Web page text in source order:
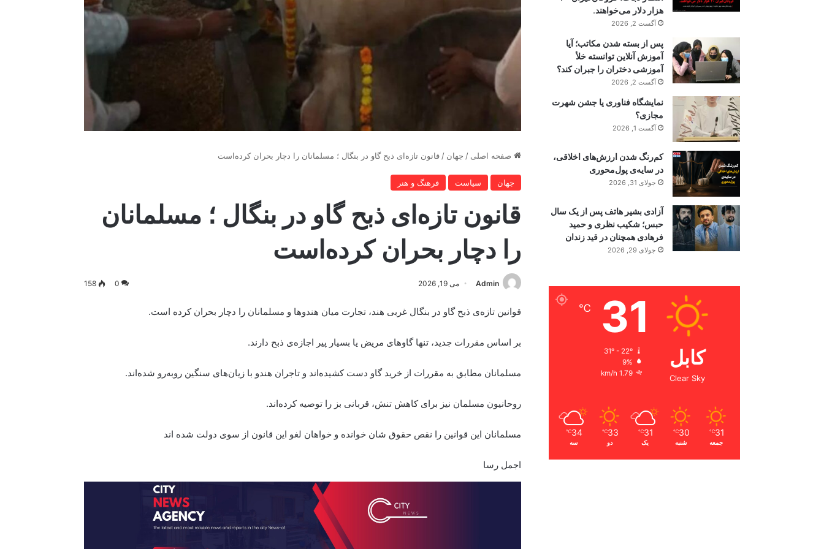
صفحه اصلی / جهان / قانون تازه‌ای ذبح گاو در بنگال ؛ مسلمانان را دچار بحران کرده‌است
جهان سیاست فرهنگ و هنر
قانون تازه‌ای ذبح گاو در بنگال ؛ مسلمانان
را دچار بحران کرده‌است
Admin می 19, 2026 0
158
قوانین تازه‌ی ذبح گاو در بنگال غربی هند، تجارت میان هندوها و مسلمانان را دچار بحران کرده است.
بر اساس مقررات جدید، تنها گاوهای مریض یا بسیار پیر اجازه‌ی ذبح دارند.
مسلمانان مطابق به مقررات از خرید گاو دست کشیده‌اند و تاجران هندو با زیان‌های سنگین روبه‌رو شده‌اند.
روحانیون مسلمان نیز برای کاهش تنش، قربانی بز را توصیه کرده‌اند.
مسلمانان این قوانین را نقص حقوق شان خوانده و خواهان لغو این قانون از سوی دولت شده اند
اجمل رسا
هزار دلار می‌خواهند.
آگست 2, 2026
پس از بسته شدن مکاتب؛ آیا
آموزش آنلاین توانسته خلأ
آموزشی دختران را جبران کند؟
آگست 2, 2026
نمایشگاه فناوری یا جشن شهرت
مجازی؟
آگست 1, 2026
کم‌رنگ شدن ارزش‌های اخلاقی،
در سایه‌ی پول‌محوری
جولای 31, 2026
آزادی بشیر هاتف پس از یک سال
حبس؛ شکیب نظری و حمید
فرهادی همچنان در قید زندان
جولای 29, 2026
کابل
Clear Sky
31
℃
31º - 22º
9%
1.79 km/h
31
℃
جمعه
30
℃
شنبه
31
℃
یک
33
℃
دو
34
℃
سه